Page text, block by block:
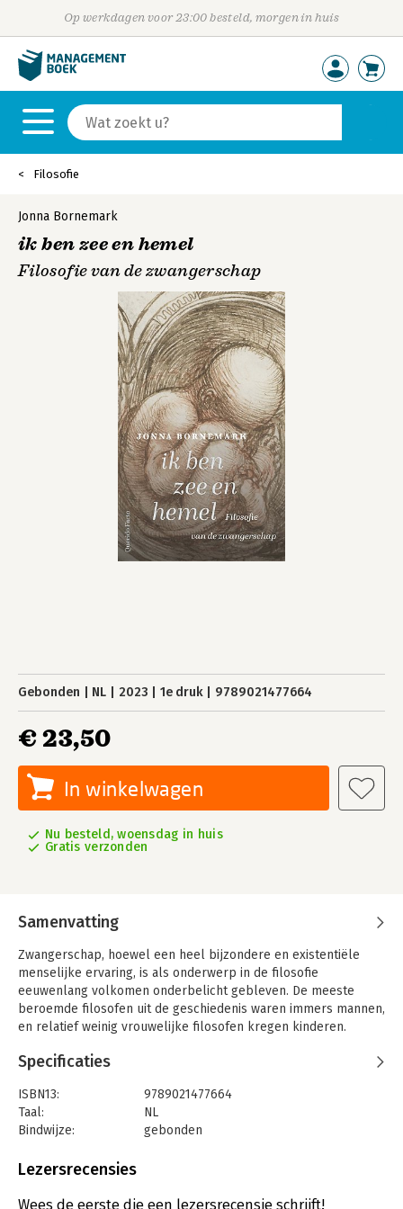
Op werkdagen voor 23:00 besteld, morgen in huis
Filosofie
Jonna Bornemark
ik ben zee en hemel
Filosofie van de zwangerschap
Gebonden NL 2023 1e druk 9789021477664
€ 23,50
In winkelwagen
Nu besteld, woensdag in huis
Gratis verzonden
Samenvatting
Zwangerschap, hoewel een heel bijzondere en existentiële
menselijke ervaring, is als onderwerp in de filosofie
eeuwenlang volkomen onderbelicht gebleven. De meeste
beroemde filosofen uit de geschiedenis waren immers mannen,
en relatief weinig vrouwelijke filosofen kregen kinderen.
Jonna Bornemark is hoogleraar filosofie én moeder. Ze denkt
na over de filosofische implicaties van zwangerschap: de
zwangere vrouw beheerst haar lichaam en tegelijkertijd ook
niet, ze is passief en tegelijkertijd actief, ze is één en
tegelijkertijd twee. Als we deze paradoxale ervaring serieus
het leven begint bij de geboorte, dat onze lichamen los van
dat wel? Wat zijn eigenlijk de grenzen van het zelf?
Specificaties
ISBN13:
9789021477664
Taal:
NL
Bindwijze:
gebonden
Uitgever:
Verschijningsdatum:
2-5-2023
Lezersrecensies
Wees de eerste die een lezersrecensie schrijft!